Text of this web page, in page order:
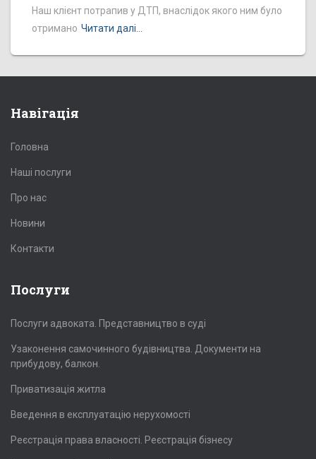
Наш клієнт потрапив у ДТП, внаслідок якого ним було
отримано Читати далі…
Навігація
Головна
Наші послуги
Про нас
Новини
Контакти
Послуги
Послуги адвоката. Представництво в суді
Узаконення самочинного будівництва. Документи на
прибудову, балкон.
Приватизація житла
Введення в експлуатацію нерухомості
Реєстрація права власності. Реєстрація бізнесу